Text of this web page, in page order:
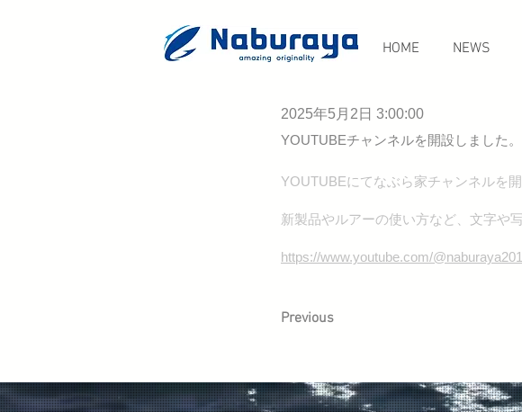
HOME NEWS
< Back
2025年5月2日
YOUTUBEチャンネルを開
2025年5月2日 3:00:00
YOUTUBEチャンネルを開設しました。
YOUTUBEにてなぶら家チャンネルを開
新製品やルアーの使い方など、文字や
https://www.youtube.com/
Previous